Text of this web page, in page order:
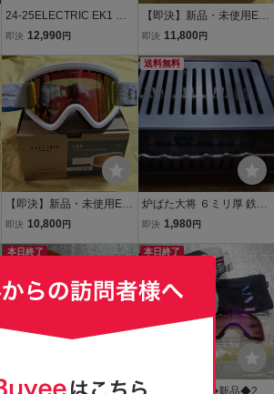
24-25ELECTRIC EK1 カ
ラー:FLOOD BLUE レン
RASTエレクトリック
即決 12,990 円
【即決】新品・未使用EL
ECTRIC HEX JILL PERKI
ズ 人気デザイン 全天候ハ
イコントラストレンズ エ
レク41%OFF
即決 11,800 円
【即決】新品・未使用EL
ECTRIC EG-V MATTE W
ドレンズ 日本限定全天候
在庫処分39%OFF
即決 10,800 円
送料無料
炉ばた大将 ６ミリ厚 鉄グ
リル 若干訳あり ４７％O
タニ BBQ 炉端焼器 送料
即決 1,980 円
本日終了
※訳あり◆新品◆2025年
本日終了
※Ｍ◆難あり◆新品◆202